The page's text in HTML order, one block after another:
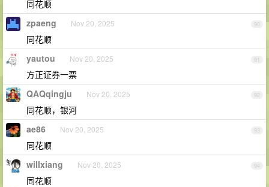
同花顺
90
zpaeng Nov 20, 2025
同花顺
91
yautou Nov 20, 2025
方正证券一票
92
QAQqingju Nov 20, 2025
同花顺，银河
93
ae86 Nov 20, 2025
同花顺
94
willxiang Nov 20, 2025
同花顺